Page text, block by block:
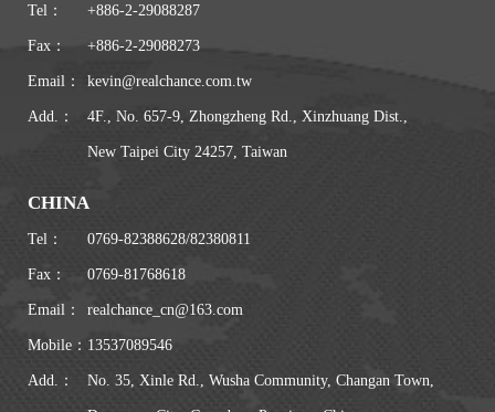
Tel：
+886-2-29088287
Fax：
+886-2-29088273
Email：
kevin@realchance.com.tw
Add.：
4F., No. 657-9, Zhongzheng Rd., Xinzhuang Dist.,
New Taipei City 24257, Taiwan
CHINA
Tel： 0769-82388628/82380811
Fax：
0769-81768618
Email：
realchance_cn@163.com
Mobile： 13537089546
Add.：
No. 35, Xinle Rd., Wusha Community, Changan Town,